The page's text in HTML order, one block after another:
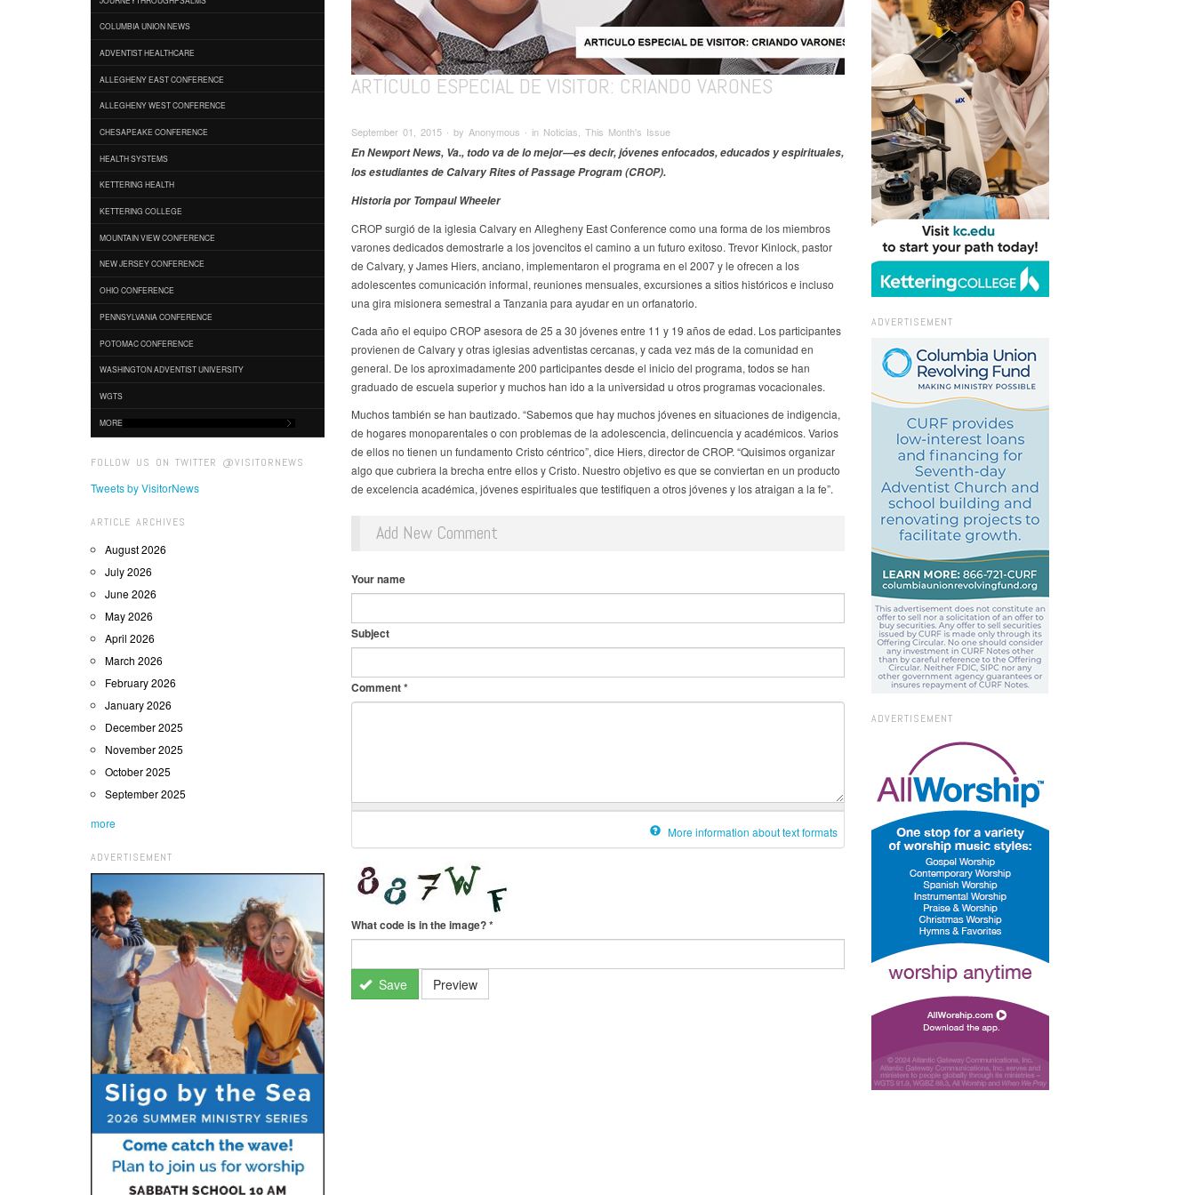
COLUMBIA UNION NEWS
ADVENTIST HEALTHCARE
ALLEGHENY EAST CONFERENCE
ALLEGHENY WEST CONFERENCE
CHESAPEAKE CONFERENCE
HEALTH SYSTEMS
KETTERING HEALTH
KETTERING COLLEGE
MOUNTAIN VIEW CONFERENCE
NEW JERSEY CONFERENCE
OHIO CONFERENCE
PENNSYLVANIA CONFERENCE
POTOMAC CONFERENCE
WASHINGTON ADVENTIST UNIVERSITY
WGTS
MORE
FOLLOW US ON TWITTER @VISITORNEWS
Tweets by VisitorNews
ARTICLE ARCHIVES
August 2026
July 2026
June 2026
May 2026
April 2026
March 2026
February 2026
January 2026
December 2025
November 2025
October 2025
September 2025
more
ADVERTISEMENT
ARTÍCULO ESPECIAL DE VISITOR: CRIANDO VARONES
September 01, 2015 ∙ by Anonymous ∙ in Noticias, This Month's Issue
En Newport News, Va., todo va de lo mejor—es decir, jóvenes enfocados, educados y espirituales,
los estudiantes de Calvary Rites of Passage Program (CROP).
Historia por Tompaul Wheeler
CROP surgió de la iglesia Calvary en Allegheny East Conference como una forma de los miembros
varones dedicados demostrarle a los jovencitos el camino a un futuro exitoso. Trevor Kinlock, pastor
de Calvary, y James Hiers, anciano, implementaron el programa en el 2007 y le ofrecen a los
adolescentes comunicación informal, reuniones mensuales, excursiones a sitios históricos e incluso
una gira misionera semestral a Tanzania para ayudar en un orfanatorio.
Cada año el equipo CROP asesora de 25 a 30 jóvenes entre 11 y 19 años de edad. Los participantes
provienen de Calvary y otras iglesias adventistas cercanas, y cada vez más de la comunidad en
general. De los aproximadamente 200 participantes desde el inicio del programa, todos se han
graduado de escuela superior y muchos han ido a la universidad u otros programas vocacionales.
Muchos también se han bautizado. “Sabemos que hay muchos jóvenes en situaciones de indigencia,
de hogares monoparentales o con problemas de la adolescencia, delincuencia y académicos. Varios
de ellos no tienen un fundamento Cristo céntrico”, dice Hiers, director de CROP. “Quisimos organizar
algo que cubriera la brecha entre ellos y Cristo. Nuestro objetivo es que se conviertan en un producto
de excelencia académica, jóvenes espirituales que testifiquen a otros jóvenes y los atraigan a la fe”.
Add New Comment
Your name
Subject
Comment*
More information about text formats
What code is in the image?*
Save Preview
ADVERTISEMENT
ADVERTISEMENT